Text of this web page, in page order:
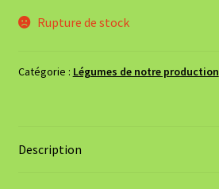
Rupture de stock
Catégorie : Légumes de notre production
Description